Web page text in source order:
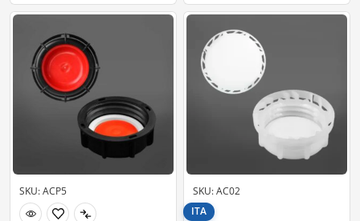
SKU: ACP5
SKU: AC02
ITA